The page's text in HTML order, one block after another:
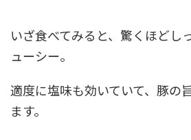
いざ食べてみると、驚くほどし
ューシー。
適度に塩味も効いていて、豚の
ます。